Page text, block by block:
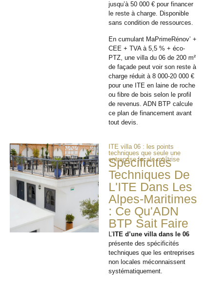
jusqu’à 50 000 € pour financer
le reste à charge. Disponible
sans condition de ressources.
En cumulant MaPrimeRénov’ +
CEE + TVA à 5,5 % + éco-
PTZ, une villa du 06 de 200 m²
de façade peut voir son reste à
charge réduit à 8 000-20 000 €
pour une ITE en laine de roche
ou fibre de bois selon le profil
de revenus. ADN BTP calcule
ce plan de financement avant
tout devis.
ITE villa 06 : les points
techniques que seule une
entreprise locale maîtrise
Spécificités
Techniques De
L'ITE Dans Les
Alpes-Maritimes
: Ce Qu'ADN
BTP Sait Faire
L’ ITE d’une villa dans le 06
présente des spécificités
techniques que les entreprises
non locales méconnaissent
systématiquement.